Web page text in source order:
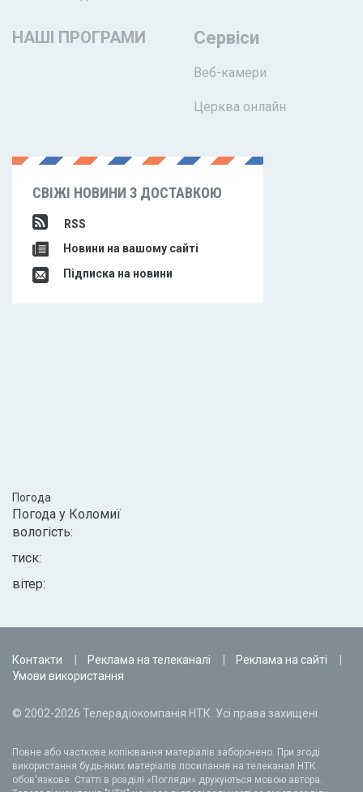
НАШІ ПРОГРАМИ Сервіси
Веб-камери
Церква онлайн
СВІЖІ НОВИНИ З ДОСТАВКОЮ
RSS
Новини на вашому сайті
Підписка на новини
Погода
Погода у Коломиї
вологість:
тиск:
вітер:
Контакти Реклама на телеканалі
Реклама на сайті
Умови використання
© 2002-2026 Телерадіокомпанія НТК. Усі права захищені.
Повне або часткове копіювання матеріалів заборонено. При згоді
використання будь-яких матеріалів посилання на телеканал НТК
обов'язкове. Статті в розділі «Погляди» друкуються мовою автора.